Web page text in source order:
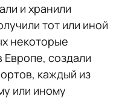
и хранили
тот или иной
некоторые
Европе, создали
каждый из
или иному